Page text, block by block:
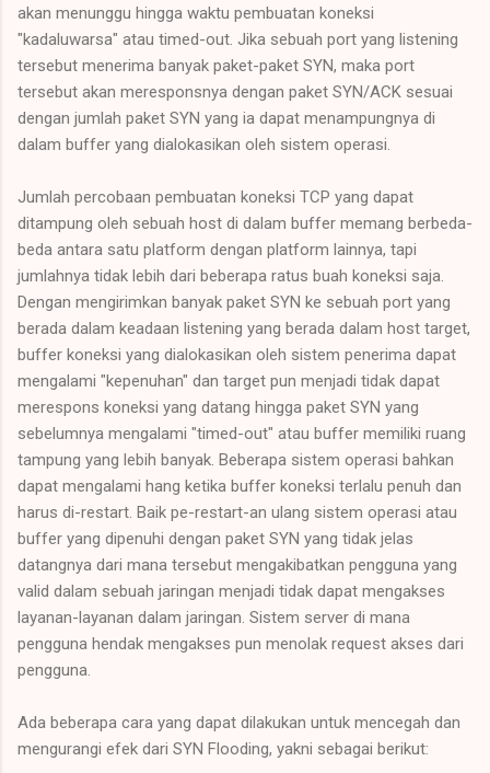
akan menunggu hingga waktu pembuatan koneksi
"kadaluwarsa" atau timed-out. Jika sebuah port yang listening
tersebut menerima banyak paket-paket SYN, maka port
tersebut akan meresponsnya dengan paket SYN/ACK sesuai
dengan jumlah paket SYN yang ia dapat menampungnya di
dalam buffer yang dialokasikan oleh sistem operasi.
Jumlah percobaan pembuatan koneksi TCP yang dapat
ditampung oleh sebuah host di dalam buffer memang berbeda-
beda antara satu platform dengan platform lainnya, tapi
jumlahnya tidak lebih dari beberapa ratus buah koneksi saja.
Dengan mengirimkan banyak paket SYN ke sebuah port yang
berada dalam keadaan listening yang berada dalam host target,
buffer koneksi yang dialokasikan oleh sistem penerima dapat
mengalami "kepenuhan" dan target pun menjadi tidak dapat
merespons koneksi yang datang hingga paket SYN yang
sebelumnya mengalami "timed-out" atau buffer memiliki ruang
tampung yang lebih banyak. Beberapa sistem operasi bahkan
dapat mengalami hang ketika buffer koneksi terlalu penuh dan
harus di-restart. Baik pe-restart-an ulang sistem operasi atau
buffer yang dipenuhi dengan paket SYN yang tidak jelas
datangnya dari mana tersebut mengakibatkan pengguna yang
valid dalam sebuah jaringan menjadi tidak dapat mengakses
layanan-layanan dalam jaringan. Sistem server di mana
pengguna hendak mengakses pun menolak request akses dari
pengguna.
Ada beberapa cara yang dapat dilakukan untuk mencegah dan
mengurangi efek dari SYN Flooding, yakni sebagai berikut: